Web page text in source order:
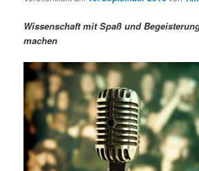
ä
r
e
I
n
d
ä
e
n
v
i
g
t
i
o
Wissenschaft mit Spaß und
machen